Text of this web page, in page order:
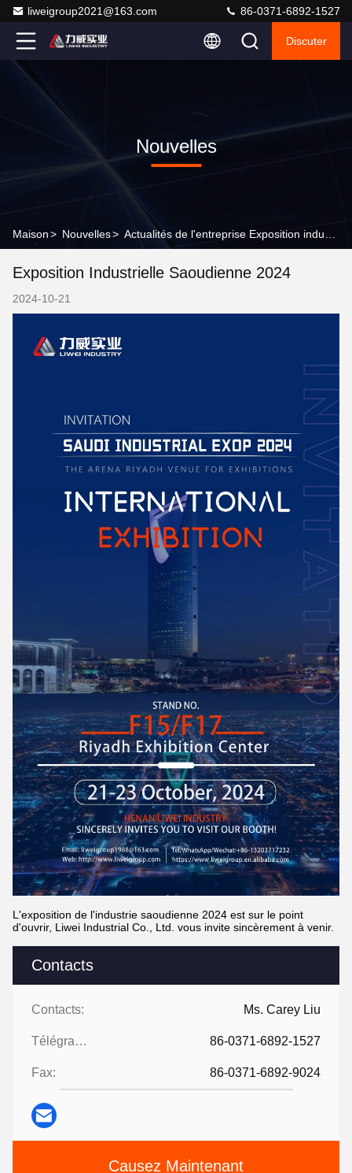
liweigroup2021@163.com 86-0371-6892-1527
Discuter
Nouvelles
Maison> Nouvelles>
Contacts
Contacts: Ms. Carey Liu
Télégramme: 86-0371-6892-1527
Fax: 86-0371-6892-9024
Causez Maintenant
Exposition Industrielle Saoudienne 2024
2024-10-21
L'exposition de l'industrie saoudienne 2024 est sur le point
d'ouvrir, Liwei Industrial Co., Ltd. vous invite sincèrement à venir.